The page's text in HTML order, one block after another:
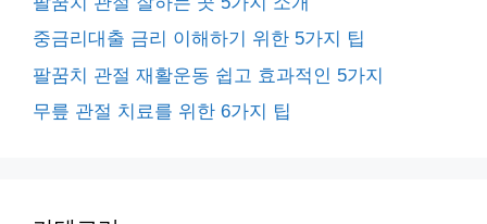
중금리대출 금리 이해하기 위한 5가지 팁
팔꿈치 관절 재활운동 쉽고 효과적인 5가지
무릎 관절 치료를 위한 6가지 팁